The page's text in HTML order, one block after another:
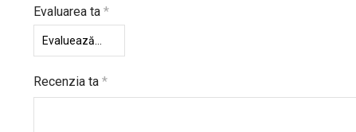
Evaluarea ta *
Recenzia ta *